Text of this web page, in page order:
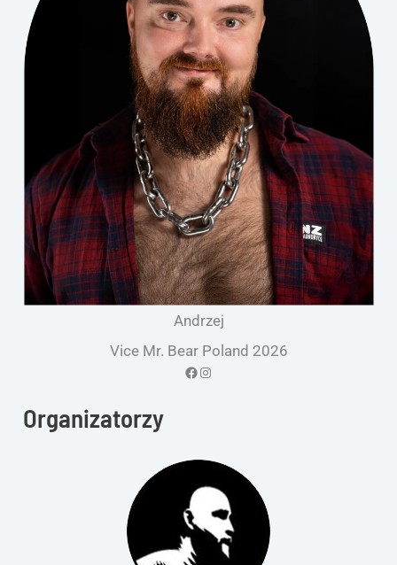
Andrzej
Vice Mr. Bear Poland 2026
Facebook Instagram
Organizatorzy